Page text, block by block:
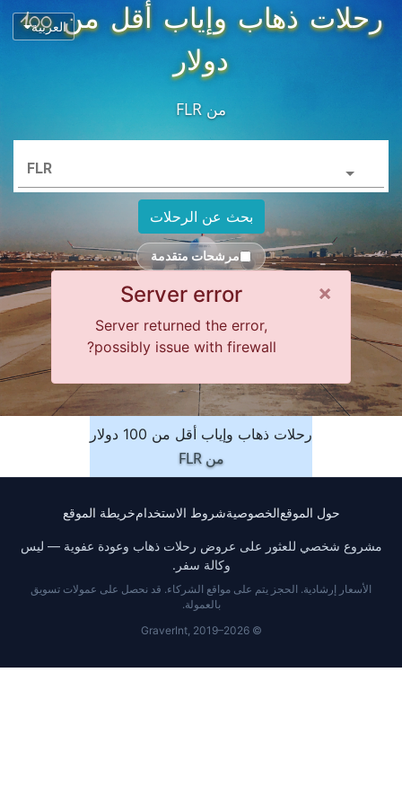
العربية
رحلات ذهاب وإياب أقل من 100
دولار
من FLR
FLR
بحث عن الرحلات
مرشحات متقدمة
×
Close alert
Server error
Server returned the error,
possibly issue with firewall?
رحلات ذهاب وإياب أقل من 100 دولار
من FLR
حول الموقعالخصوصيةشروط الاستخدامخريطة الموقع
مشروع شخصي للعثور على عروض رحلات ذهاب وعودة عفوية — ليس
وكالة سفر.
الأسعار إرشادية. الحجز يتم على مواقع الشركاء. قد نحصل على عمولات تسويق
بالعمولة.
© GraverInt, 2019–2026